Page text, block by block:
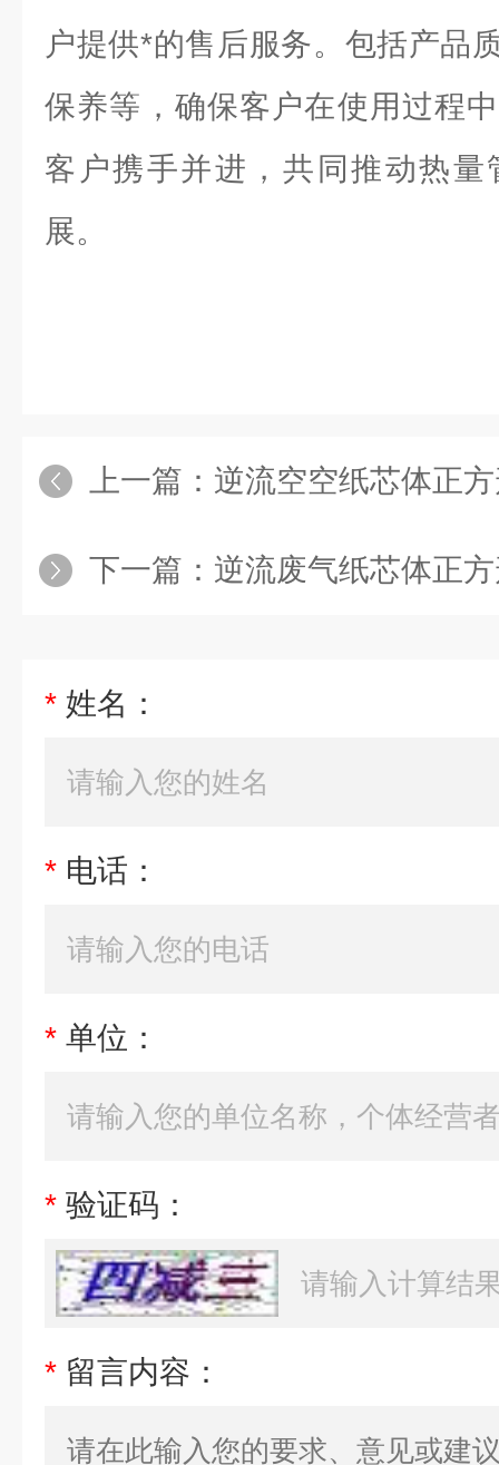
户提供*的售后服务。包括产品
保养等，确保客户在使用过程
客户携手并进，共同推动热
展。
上一篇： 逆流空空纸芯体正
下一篇： 逆流废气纸芯体正
* 姓名：
* 电话：
* 单位：
* 验证码：
* 留言内容：